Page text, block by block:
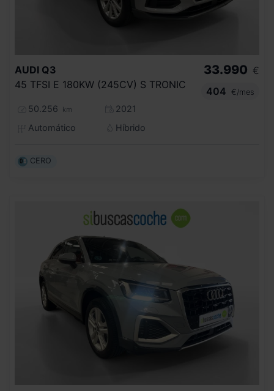
AUDI Q3
45 TFSI E 180KW (245CV) S TRONIC
50.256 km
2021
Automático
Híbrido
33.990 €
404
€/mes
CERO